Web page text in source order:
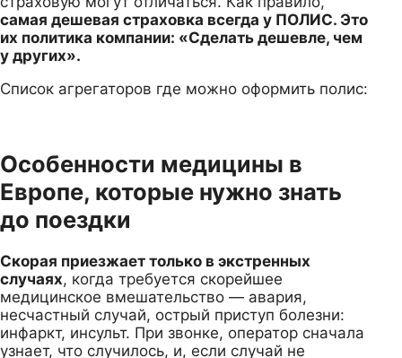
самая дешевая страховка всегда у ПОЛИС. Это
их политика компании: «Сделать дешевле, чем
у других».
Список агрегаторов где можно оформить полис:
Особенности медицины в
Европе, которые нужно знать
до поездки
Скорая приезжает только в экстренных
случаях, когда требуется скорейшее
медицинское вмешательство — авария,
несчастный случай, острый приступ болезни:
инфаркт, инсульт. При звонке, оператор сначала
узнает, что случилось, и, если случай не